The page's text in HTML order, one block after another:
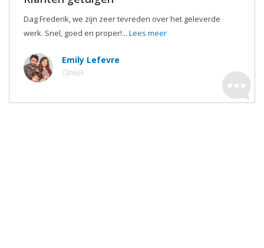
Dag Frederik, we zijn zeer tevreden over het geleverde
werk. Snel, goed en proper!... Lees meer
Emily Lefevre
Opwijk